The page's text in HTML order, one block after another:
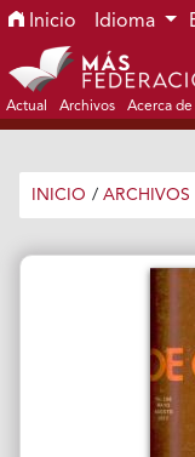
Ir al menú de
Ir al contenido
Ir al pie de página
Inicio Idioma
Actual Archivos Acerca de
INICIO / ARCHIVOS